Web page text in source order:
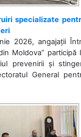
specializate
2026, angajații
Moldova”
prevenirii și
General